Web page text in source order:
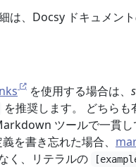
は、Docsy ドキュメン
を使用する場合は、
を推奨します。 どちらも
ツールで一貫し
を書き忘れた場合、
く、リテラルの